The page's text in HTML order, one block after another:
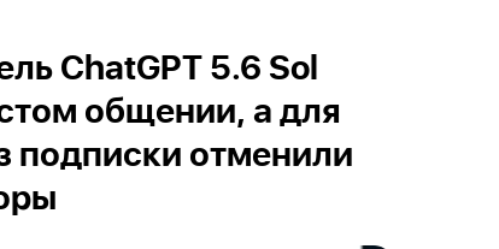
ChatGPT 5.6 Sol
общении, а для
подписки отменили